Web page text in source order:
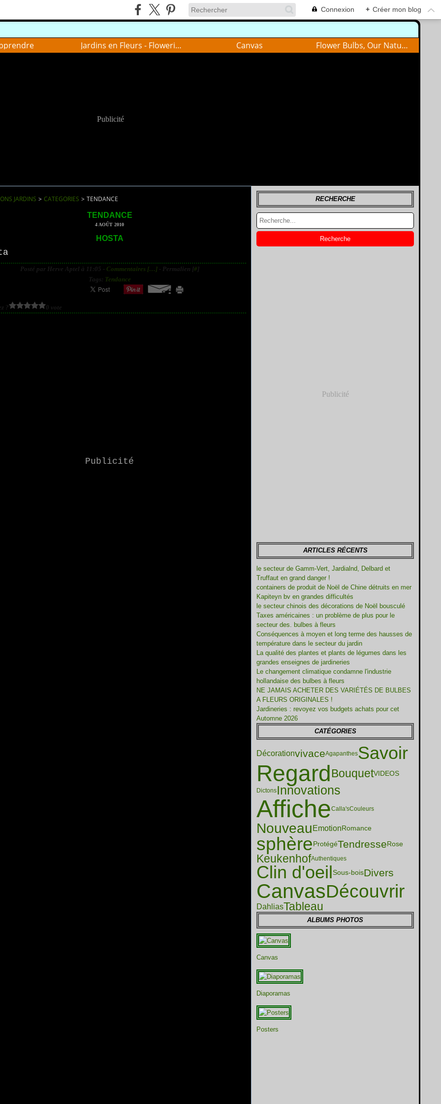
Connexion + Créer mon blog
Jardins en Fleurs - Flowering gardens Canvas Flower Bulbs, Our Nature
Publicité
JARDINS > CATEGORIES > TENDANCE
TENDANCE
4 AOÛT 2010
HOSTA
Posté par Herve Aptel à 11:05 - Commentaires [… ]- Permalien [#]
Tags: Tendance
? 0 vote
Publicité
RECHERCHE
Publicité
ARTICLES RÉCENTS
le secteur de Gamm-Vert, Jardialnd, Delbard et
Truffaut en grand danger !
containers de produit de Noël de Chine détruits en mer
Kapiteyn bv en grandes difficultés
le secteur chinois des décorations de Noël bousculé
Taxes américaines : un problème de plus pour le
secteur des. bulbes à fleurs
Conséquences à moyen et long terme des hausses de
température dans le secteur du jardin
La qualité des plantes et plants de légumes dans les
grandes enseignes de jardineries
Le changement climatique condamne l'industrie
hollandaise des bulbes à fleurs
NE JAMAIS ACHETER DES VARIÉTÉS DE BULBES
A FLEURS ORIGINALES !
Jardineries : revoyez vos budgets achats pour cet
Automne 2026
CATÉGORIES
DécorationvivaceAgapanthesSavoir
RegardBouquetVIDEOS
DictonsInnovations
AfficheCalla'sCouleurs
Nouveau EmotionRomance
sphère ProtégéTendresse Rose
KeukenhofAuthentiques
Clin d'oeil Sous-boisDivers
CanvasDécouvrir
DahliasTableau
ALBUMS PHOTOS
Canvas
Diaporamas
Posters